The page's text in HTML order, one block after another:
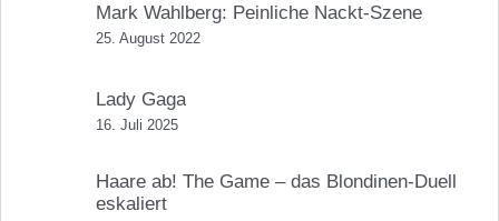
Mark Wahlberg: Peinliche Nackt-Szene
25. August 2022
Lady Gaga
16. Juli 2025
Haare ab! The Game – das Blondinen-Duell
eskaliert